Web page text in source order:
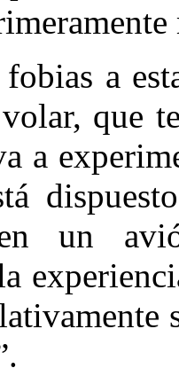
fobias a
que
a
un